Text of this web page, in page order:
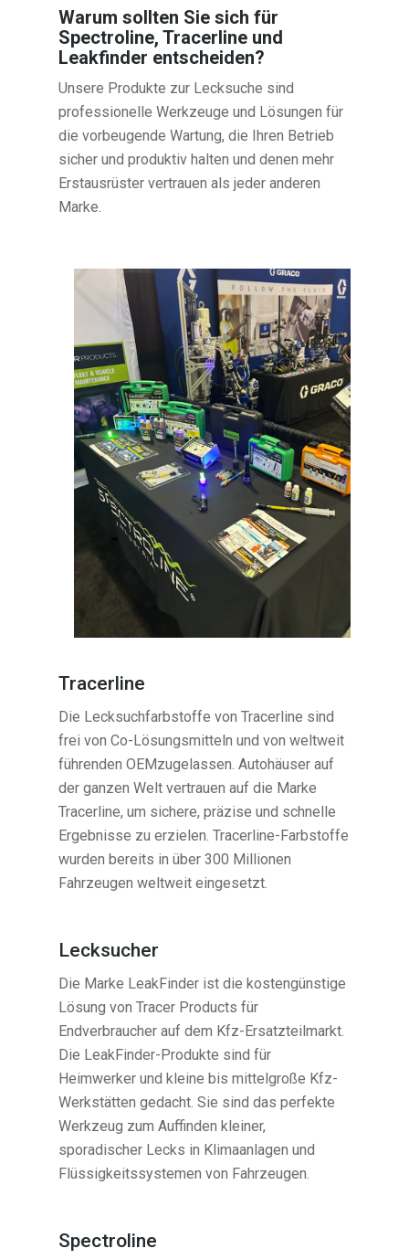
Warum sollten Sie sich für
Spectroline, Tracerline und
Leakfinder entscheiden?
Unsere Produkte zur Lecksuche sind
professionelle Werkzeuge und Lösungen für
die vorbeugende Wartung, die Ihren Betrieb
sicher und produktiv halten und denen mehr
Erstausrüster vertrauen als jeder anderen
Marke.
Tracerline
Die Lecksuchfarbstoffe von Tracerline sind
frei von Co-Lösungsmitteln und von weltweit
führenden OEMzugelassen. Autohäuser auf
der ganzen Welt vertrauen auf die Marke
Tracerline, um sichere, präzise und schnelle
Ergebnisse zu erzielen. Tracerline-Farbstoffe
wurden bereits in über 300 Millionen
Fahrzeugen weltweit eingesetzt.
Lecksucher
Die Marke LeakFinder ist die kostengünstige
Lösung von Tracer Products für
Endverbraucher auf dem Kfz-Ersatzteilmarkt.
Die LeakFinder-Produkte sind für
Heimwerker und kleine bis mittelgroße Kfz-
Werkstätten gedacht. Sie sind das perfekte
Werkzeug zum Auffinden kleiner,
sporadischer Lecks in Klimaanlagen und
Flüssigkeitssystemen von Fahrzeugen.
Spectroline